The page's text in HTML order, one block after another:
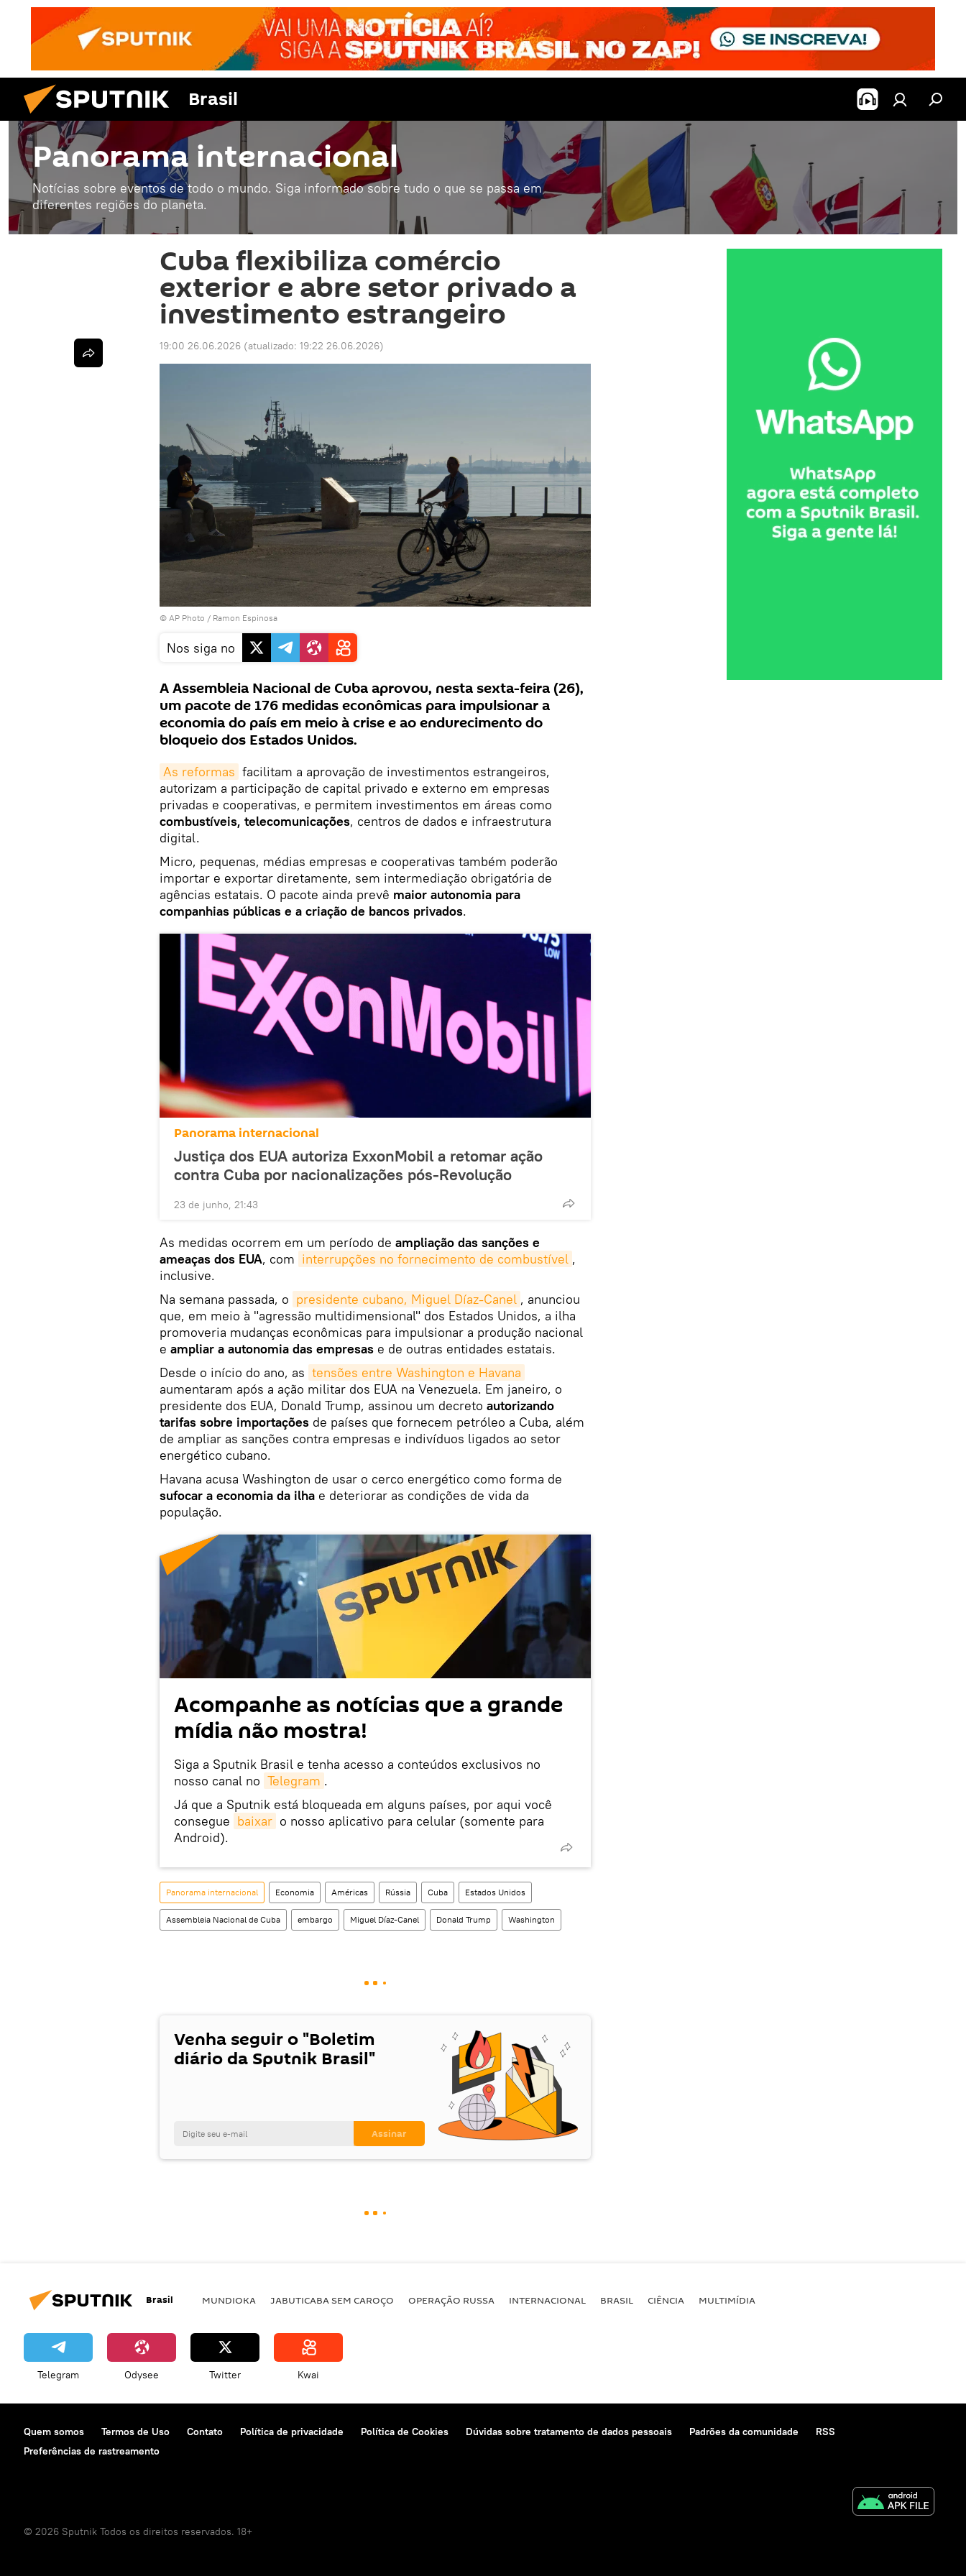
Brasil
Panorama internacional
Notícias sobre eventos de todo o mundo. Siga informado sobre tudo o que se passa em
diferentes regiões do planeta.
Cuba flexibiliza comércio
exterior e abre setor privado a
investimento estrangeiro
19:00 26.06.2026 (atualizado: 19:22 26.06.2026)
© AP Photo / Ramon Espinosa
Nos siga no
A Assembleia Nacional de Cuba aprovou, nesta sexta-feira (26),
um pacote de 176 medidas econômicas para impulsionar a
economia do país em meio à crise e ao endurecimento do
bloqueio dos Estados Unidos.
As reformas facilitam a aprovação de investimentos estrangeiros,
autorizam a participação de capital privado e externo em empresas
privadas e cooperativas, e permitem investimentos em áreas como
combustíveis, telecomunicações, centros de dados e infraestrutura
digital.
Micro, pequenas, médias empresas e cooperativas também poderão
importar e exportar diretamente, sem intermediação obrigatória de
agências estatais. O pacote ainda prevê maior autonomia para
companhias públicas e a criação de bancos privados.
Panorama internacional
Justiça dos EUA autoriza ExxonMobil a retomar ação
contra Cuba por nacionalizações pós-Revolução
23 de junho, 21:43
As medidas ocorrem em um período de ampliação das sanções e
ameaças dos EUA, com interrupções no fornecimento de combustível ,
inclusive.
Na semana passada, o presidente cubano, Miguel Díaz-Canel , anunciou
que, em meio à "agressão multidimensional" dos Estados Unidos, a ilha
promoveria mudanças econômicas para impulsionar a produção nacional
e ampliar a autonomia das empresas e de outras entidades estatais.
Desde o início do ano, as tensões entre Washington e Havana
aumentaram após a ação militar dos EUA na Venezuela. Em janeiro, o
presidente dos EUA, Donald Trump, assinou um decreto autorizando
tarifas sobre importações de países que fornecem petróleo a Cuba, além
de ampliar as sanções contra empresas e indivíduos ligados ao setor
energético cubano.
Havana acusa Washington de usar o cerco energético como forma de
sufocar a economia da ilha e deteriorar as condições de vida da
população.
Acompanhe as notícias que a grande
mídia não mostra!
Siga a Sputnik Brasil e tenha acesso a conteúdos exclusivos no
nosso canal no Telegram .
Já que a Sputnik está bloqueada em alguns países, por aqui você
consegue baixar o nosso aplicativo para celular (somente para
Android).
Panorama internacional Economia Américas Rússia Cuba Estados Unidos
Assembleia Nacional de Cuba embargo Miguel Díaz-Canel Donald Trump Washington
Venha seguir o "Boletim
diário da Sputnik Brasil"
Brasil MUNDIOKA JABUTICABA SEM CAROÇO OPERAÇÃO RUSSA INTERNACIONAL BRASIL CIÊNCIA MULTIMÍDIA
Telegram Odysee Twitter Kwai
Quem somos Termos de Uso Contato Política de privacidade Política de Cookies Dúvidas sobre tratamento de dados pessoais Padrões da comunidade
RSS
Preferências de rastreamento
© 2026 Sputnik Todos os direitos reservados. 18+